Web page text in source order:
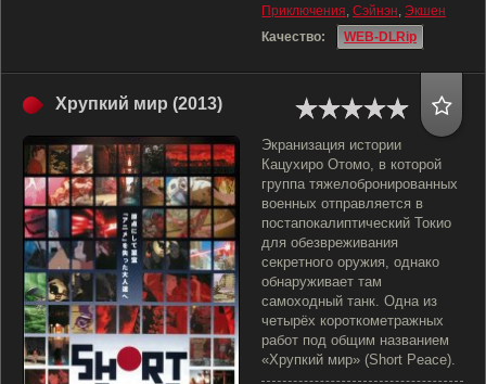
Приключения, Сэйнэн, Экшен
Качество:
WEB-DLRip
Хрупкий мир (2013)
Экранизация истории
Кацухиро Отомо, в которой
группа тяжелобронированных
военных отправляется в
постапокалиптический Токио
для обезвреживания
секретного оружия, однако
обнаруживает там
самоходный танк. Одна из
четырёх короткометражных
работ под общим названием
«Хрупкий мир» (Short Peace).